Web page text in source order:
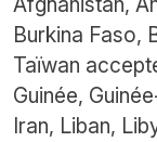
Burkina Faso,
Taïwan
Guinée,
Iran, Liban,